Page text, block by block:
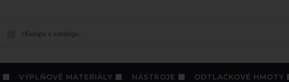
VÝPLŇOVÉ MATERIÁLY NÁSTROJE ODTLAČKOVÉ HMOTY